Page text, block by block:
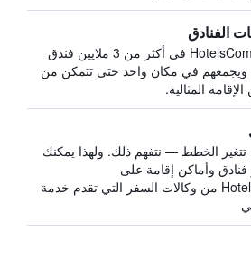
الفنادق
يبحث HotelsCombined في أكثر من 3 ملايين فندق
ويجمعهم في مكان واحد حتى تتمكن من
المثالية.
تتغير الخطط — نتفهم ذلك. ولهذا يمكنك
وأماكن إقامة على
HotelsCombined من وكالات السفر التي تقدم خدمة